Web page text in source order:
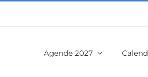
Agende 2027